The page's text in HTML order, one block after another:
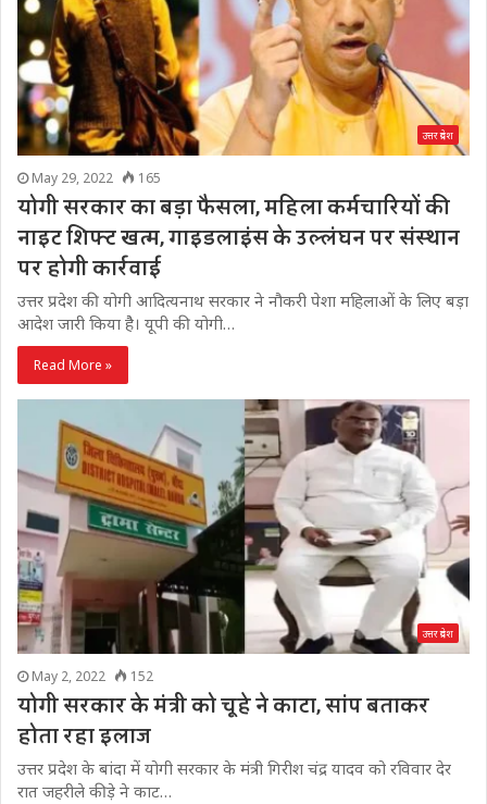
उत्तर प्रदेश
May 29, 2022 165
योगी सरकार का बड़ा फैसला, महिला कर्मचारियों की
नाइट शिफ्ट खत्‍म, गाइडलाइंस के उल्लंघन पर संस्थान
पर होगी कार्रवाई
उत्तर प्रदेश की योगी आदित्यनाथ सरकार ने नौकरी पेशा महिलाओं के लिए बड़ा
आदेश जारी किया हैे। यूपी की योगी…
Read More »
उत्तर प्रदेश
May 2, 2022 152
योगी सरकार के मंत्री को चूहे ने काटा, सांप बताकर
होता रहा इलाज
उत्तर प्रदेश के बांदा में योगी सरकार के मंत्री गिरीश चंद्र यादव को रविवार देर
रात जहरीले कीड़े ने काट…